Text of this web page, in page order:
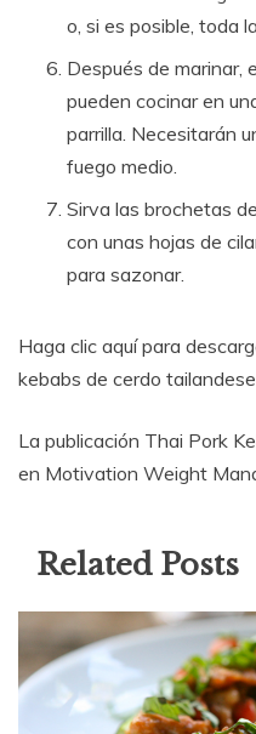
o, si es posible, toda
Después de marinar,
pueden cocinar en
parrilla. Necesitarán
fuego medio.
Sirva las brochetas
con unas hojas de
para sazonar.
Haga clic aquí para
kebabs de cerdo
La publicación Thai Pork
en Motivation Weight
Related Posts